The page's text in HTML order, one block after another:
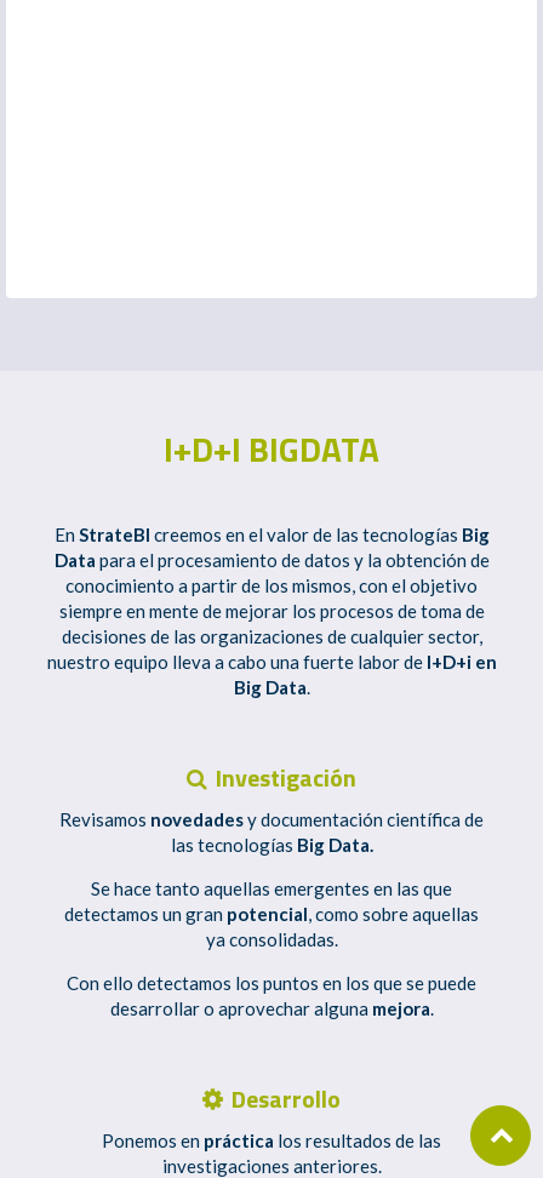
I+D+I BIGDATA
En StrateBI creemos en el valor de las tecnologías Big
Data para el procesamiento de datos y la obtención de
conocimiento a partir de los mismos, con el objetivo
siempre en mente de mejorar los procesos de toma de
decisiones de las organizaciones de cualquier sector,
nuestro equipo lleva a cabo una fuerte labor de I+D+i en
Big Data.
Investigación
Revisamos novedadesy documentación científica de
las tecnologías Big Data.
Se hace tanto aquellas emergentes en las que
detectamos un gran potencial, como sobre aquellas
ya consolidadas.
Con ello detectamos los puntos en los que se puede
desarrollar o aprovechar alguna mejora.
Desarrollo
Ponemos en práctica los resultados de las
investigaciones anteriores.